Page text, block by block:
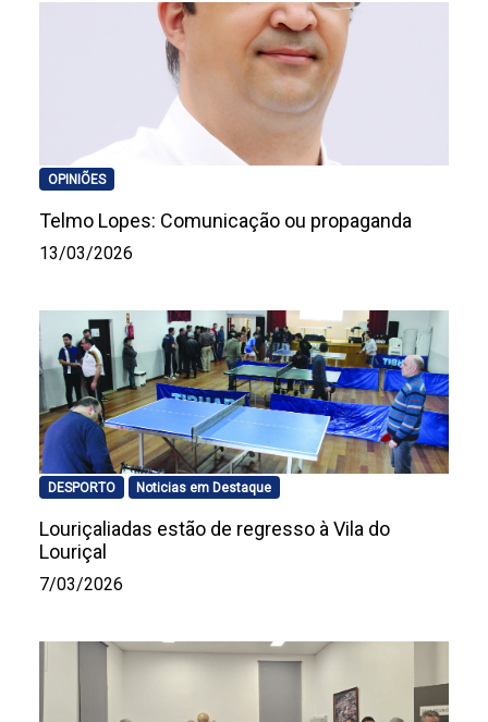
OPINIÕES
Telmo Lopes: Comunicação ou propaganda
13/03/2026
DESPORTO Noticias em Destaque
Louriçaliadas estão de regresso à Vila do
Louriçal
7/03/2026